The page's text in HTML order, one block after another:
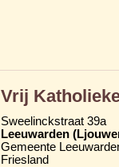
Vrij
Sweelinckstraat 39a
Leeuwarden
Gemeente
Friesland